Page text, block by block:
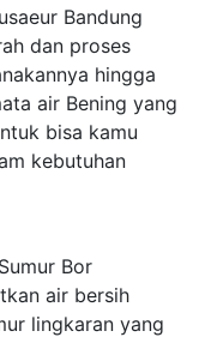
Bandung
dan proses
hingga
air Bening yang
bisa kamu
kebutuhan
Bor
air bersih
lingkaran yang